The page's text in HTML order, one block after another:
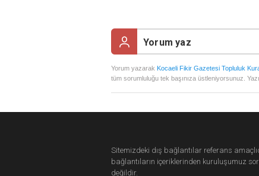
Yorum yazarak Kocaeli Fikir Gazetesi Topluluk
tüm sorumluluğu tek başınıza üstleniyorsunuz.
Sitemizdeki dış bağlantılar referans
bağlantıların içeriklerinden kuruluşumuz
değildir.